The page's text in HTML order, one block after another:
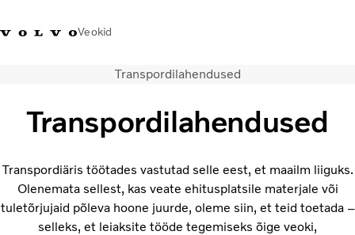
Veokid
Volvo Action
Volvo Merchandise
Veokid
Teenused
KONTAKTID & ESINDUSED
Uudised
Transpordilahendused
Transpordilahendused
Transpordiäris töötades vastutad selle eest, et maailm liiguks.
Olenemata sellest, kas veate ehitusplatsile materjale või
tuletõrjujaid põleva hoone juurde, oleme siin, et teid toetada –
selleks, et leiaksite tööde tegemiseks õige veoki,